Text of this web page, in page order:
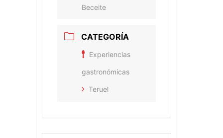
Beceite
CATEGORÍA
Experiencias
gastronómicas
Teruel